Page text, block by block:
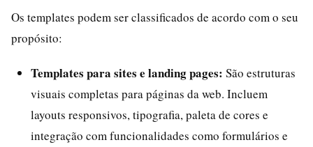
Os templates podem ser classificados de acordo com o seu
propósito:
Templates para sites e landing pages: São estruturas
visuais completas para páginas da web. Incluem
layouts responsivos, tipografia, paleta de cores e
integração com funcionalidades como formulários e